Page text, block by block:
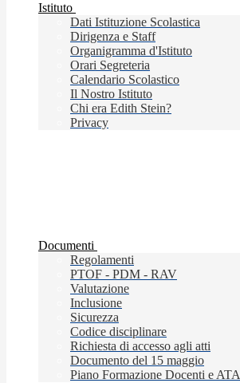
Istituto
Dati Istituzione Scolastica
Dirigenza e Staff
Organigramma d'Istituto
Orari Segreteria
Calendario Scolastico
Il Nostro Istituto
Chi era Edith Stein?
Privacy
Documenti
Regolamenti
PTOF - PDM - RAV
Valutazione
Inclusione
Sicurezza
Codice disciplinare
Richiesta di accesso agli atti
Documento del 15 maggio
Piano Formazione Docenti e ATA